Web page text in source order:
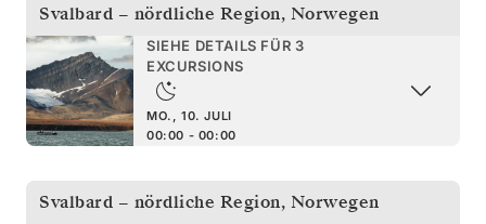
Svalbard – nördliche Region, Norwegen
SIEHE DETAILS FÜR 3
EXCURSIONS
MO., 10. JULI
00:00 - 00:00
Svalbard – nördliche Region, Norwegen